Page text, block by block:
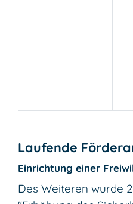
Laufende
Einrichtung einer
Des Weiteren wurde